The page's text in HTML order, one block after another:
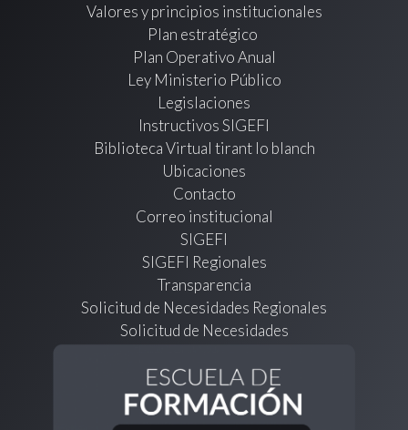
Valores y principios institucionales
Plan estratégico
Plan Operativo Anual
Ley Ministerio Público
Legislaciones
Instructivos SIGEFI
Biblioteca Virtual tirant lo blanch
Ubicaciones
Contacto
Correo institucional
SIGEFI
SIGEFI Regionales
Transparencia
Solicitud de Necesidades Regionales
Solicitud de Necesidades